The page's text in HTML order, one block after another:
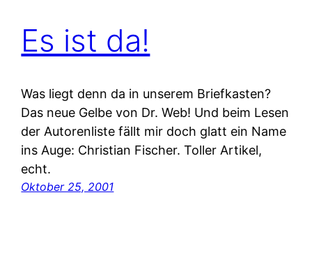
Es ist da!
Was liegt denn da in unserem Briefkasten?
Das neue Gelbe von Dr. Web! Und beim Lesen
der Autorenliste fällt mir doch glatt ein Name
ins Auge: Christian Fischer. Toller Artikel,
echt.
Oktober 25, 2001